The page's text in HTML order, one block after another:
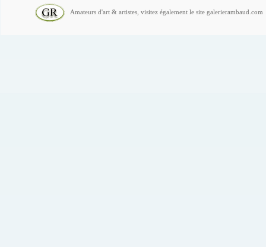
Amateurs d'art & artistes, visitez également le site galerierambaud.com